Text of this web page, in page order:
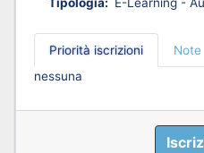
Tipologia: E-Learning -
Priorità iscrizioni
Note
nessuna